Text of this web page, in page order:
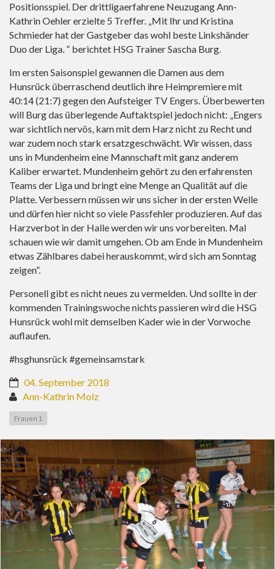
Positionsspiel. Der drittligaerfahrene Neuzugang Ann-
Kathrin Oehler erzielte 5 Treffer. „Mit Ihr und Kristina
Schmieder hat der Gastgeber das wohl beste Linkshänder
Duo der Liga. “ berichtet HSG Trainer Sascha Burg.
Im ersten Saisonspiel gewannen die Damen aus dem
Hunsrück überraschend deutlich ihre Heimpremiere mit
40:14 (21:7) gegen den Aufsteiger TV Engers. Überbewerten
will Burg das überlegende Auftaktspiel jedoch nicht: „Engers
war sichtlich nervös, kam mit dem Harz nicht zu Recht und
war zudem noch stark ersatzgeschwächt. Wir wissen, dass
uns in Mundenheim eine Mannschaft mit ganz anderem
Kaliber erwartet. Mundenheim gehört zu den erfahrensten
Teams der Liga und bringt eine Menge an Qualität auf die
Platte. Verbessern müssen wir uns sicher in der ersten Welle
und dürfen hier nicht so viele Passfehler produzieren. Auf das
Harzverbot in der Halle werden wir uns vorbereiten. Mal
schauen wie wir damit umgehen. Ob am Ende in Mundenheim
etwas Zählbares dabei herauskommt, wird sich am Sonntag
zeigen“.
Personell gibt es nicht neues zu vermelden. Und sollte in der
kommenden Trainingswoche nichts passieren wird die HSG
Hunsrück wohl mit demselben Kader wie in der Vorwoche
auflaufen.
#hsghunsrück #gemeinsamstark
04. September 2018
Ann-Kathrin Molz
Frauen 1